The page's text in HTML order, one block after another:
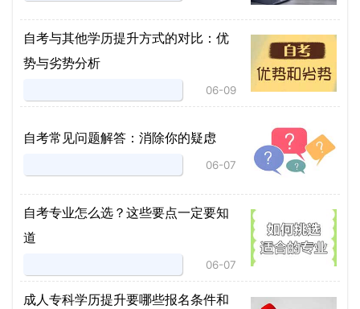
自考与其他学历提升方式的对比：优
势与劣势分析
06-09
自考常见问题解答：消除你的疑虑
06-07
自考专业怎么选？这些要点一定要知
道
06-07
成人专科学历提升要哪些报名条件和